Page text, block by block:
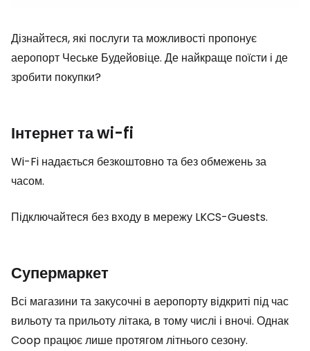
Дізнайтеся, які послуги та можливості пропонує
аеропорт Чеське Будейовіце. Де найкраще поїсти і де
зробити покупки?
Інтернет та wi-fi
Wi-Fi надається безкоштовно та без обмежень за
часом.
Підключайтеся без входу в мережу LKCS-Guests.
Супермаркет
Всі магазини та закусочні в аеропорту відкриті під час
вильоту та прильоту літака, в тому числі і вночі. Однак
Coop працює лише протягом літнього сезону.